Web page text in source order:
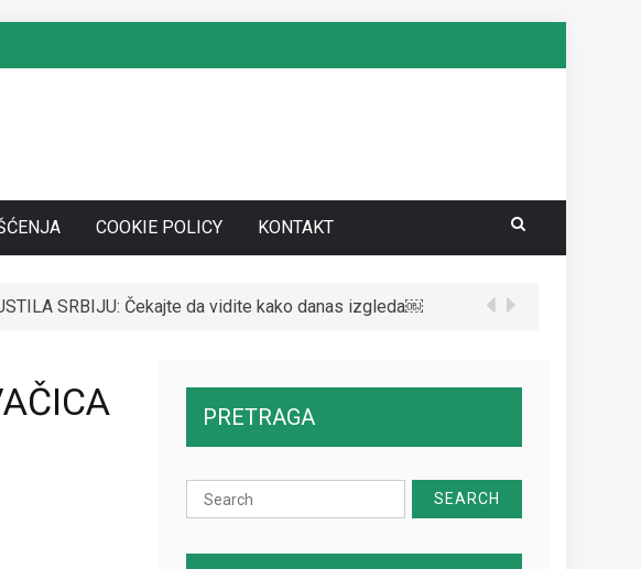
COOKIE POLICY KONTAKT
SRBIJU: Čekajte da vidite kako danas izgleda￼
PRETRAGA
Search
for: